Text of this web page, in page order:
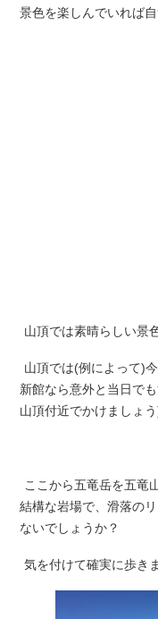
景色を楽しんでいれば
山頂では素晴らしい景
山頂では(例によって)
新館なら意外と当日で
山頂付近でかけましょう)
ここから五竜岳を五竜
結構な岩場で、滑落の
ないでしょうか？
気を付けて確実に歩き